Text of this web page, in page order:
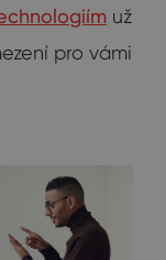
už
pro vámi